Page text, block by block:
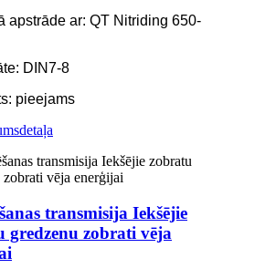
apstrāde ar: QT Nitriding 650-
DIN7-8
pieejams
detaļa
transmisija Iekšējie
gredzenu zobrati vēja